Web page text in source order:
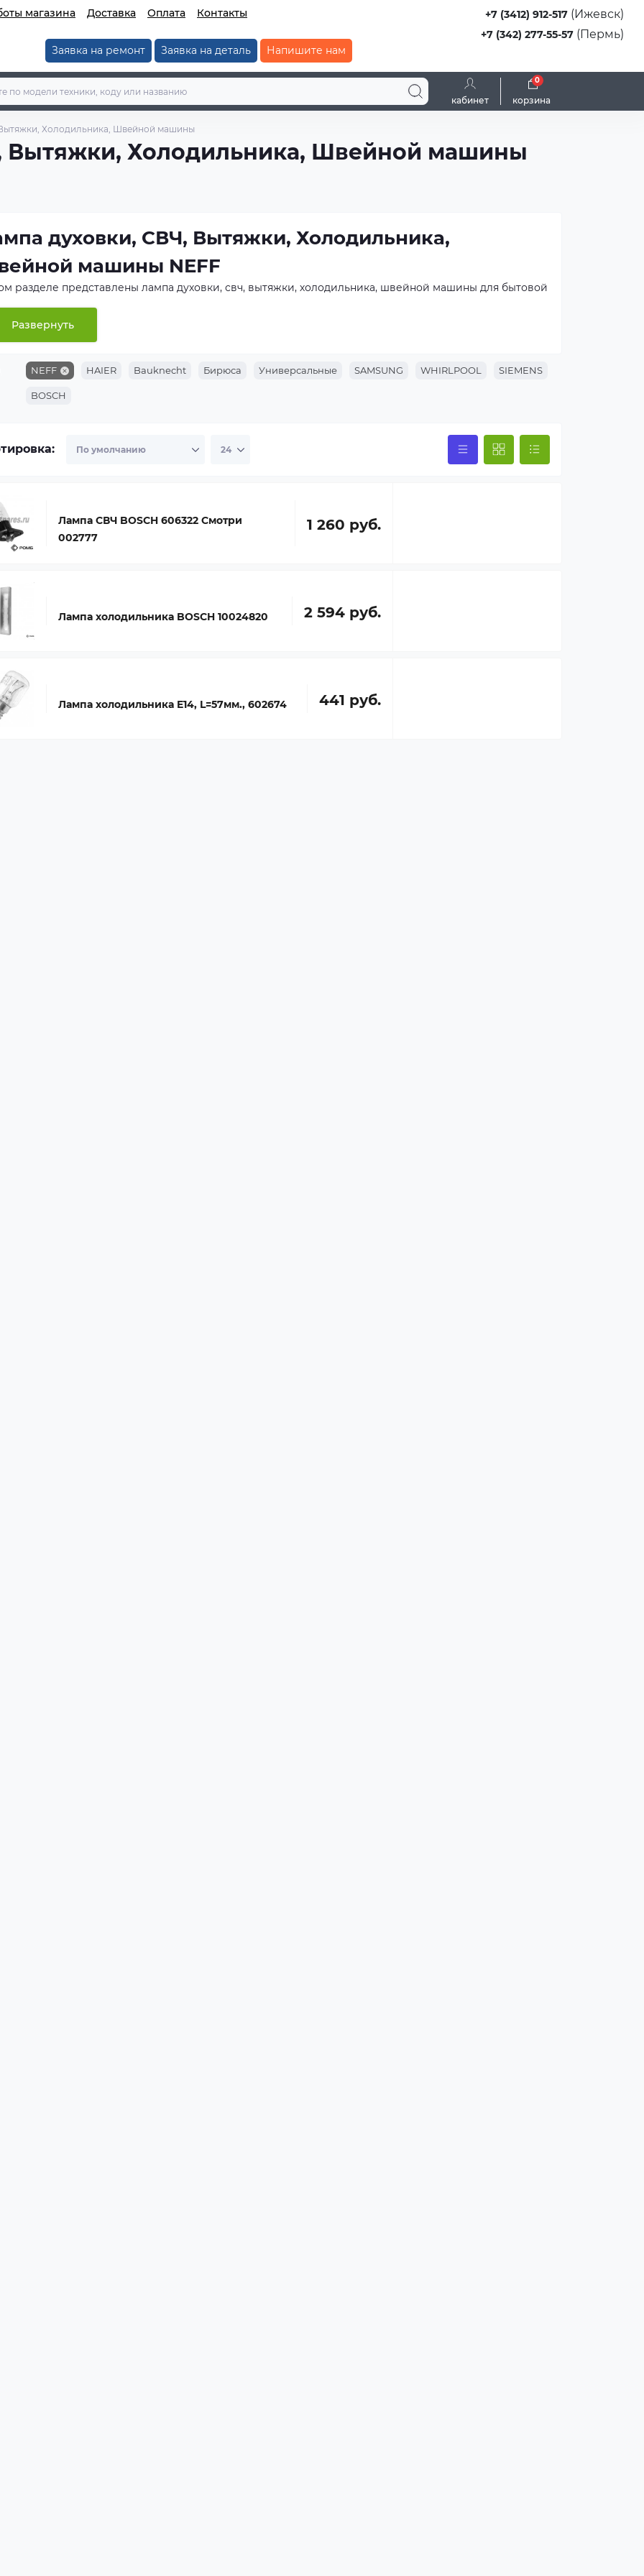
магазина Доставка Оплата Контакты
Заявка на ремонт Заявка на деталь Напишите нам
+7 (3412) 912-517 (Ижевск)
+7 (342) 277-55-57 (Пермь)
кабинет корзина
0
Холодильника, Швейной машины
Вытяжки, Холодильника, Швейной машины
духовки, СВЧ, Вытяжки, Холодильника,
машины NEFF
разделе представлены лампа духовки, свч, вытяжки, холодильника, швейной машины для бытовой
вы не уверены в подборе — отправьте нам модель вашей техники, и мы поможем подобрать
лампа духовки, свч, вытяжки, холодильника, швейной машины NEFF, совместимый с вашим
Развернуть
NEFF HAIER Bauknecht Бирюса Универсальные SAMSUNG WHIRLPOOL SIEMENS
BOSCH
Лампа СВЧ BOSCH 606322 Смотри
002777
1 260 руб.
Лампа холодильника BOSCH 10024820 2 594 руб.
Лампа холодильника E14, L=57мм., 602674 441 руб.